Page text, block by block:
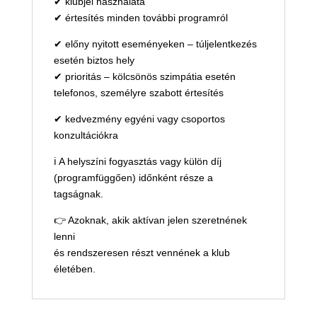
✔ értesítés minden további programról
✔ előny nyitott eseményeken – túljelentkezés
esetén biztos hely
✔ prioritás – kölcsönös szimpátia esetén
telefonos, személyre szabott értesítés
✔ kedvezmény egyéni vagy csoportos
konzultációkra
ℹ️ A helyszíni fogyasztás vagy külön díj
(programfüggően) időnként része a
tagságnak.
👉 Azoknak, akik aktívan jelen szeretnének
lenni
és rendszeresen részt vennének a klub
életében.